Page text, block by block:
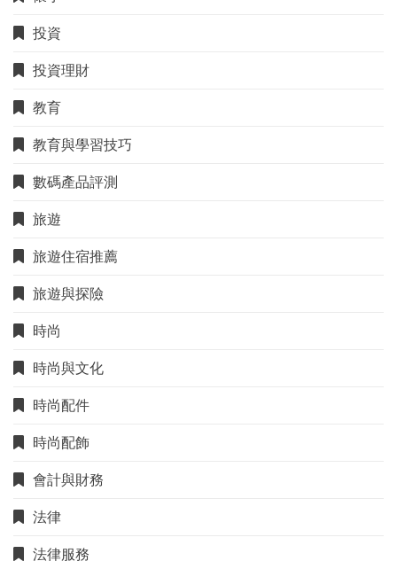
投資
投資理財
教育
教育與學習技巧
數碼產品評測
旅遊
旅遊住宿推薦
旅遊與探險
時尚
時尚與文化
時尚配件
時尚配飾
會計與財務
法律
法律服務